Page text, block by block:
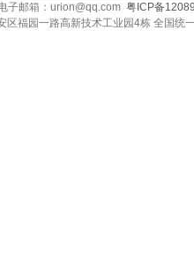
子邮箱：urion@qq.com 粤ICP备
区福园一路高新技术工业园4栋 全国